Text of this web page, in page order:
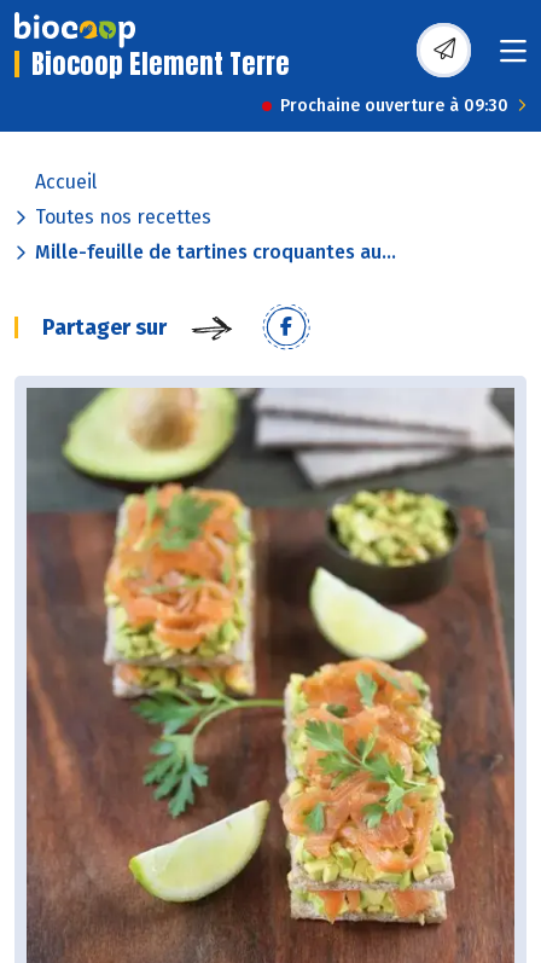
Biocoop Element Terre
Prochaine ouverture à 09:30
Accueil
Toutes nos recettes
Mille-feuille de tartines croquantes au...
Partager sur